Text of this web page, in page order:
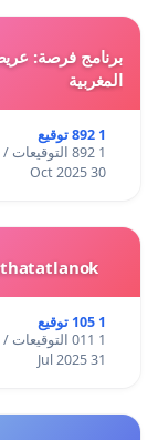
برنامج فرصة:
المغربية
1 892 توقيع
1 892 التوقيعات / 12 أشهر
30 Oct 2025
1 105 توقيع
1 011 التوقيعات / 12 أشهر
31 Jul 2025